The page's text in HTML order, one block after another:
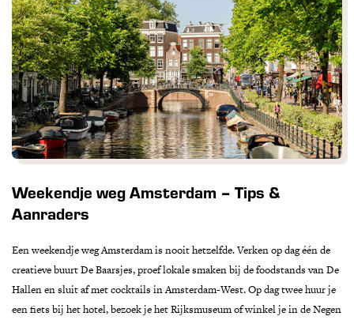
Weekendje weg Amsterdam – Tips &
Aanraders
Een weekendje weg Amsterdam is nooit hetzelfde. Verken op dag één de
creatieve buurt De Baarsjes, proef lokale smaken bij de foodstands van De
Hallen en sluit af met cocktails in Amsterdam-West. Op dag twee huur je
een fiets bij het hotel, bezoek je het Rijksmuseum of winkel je in de Negen